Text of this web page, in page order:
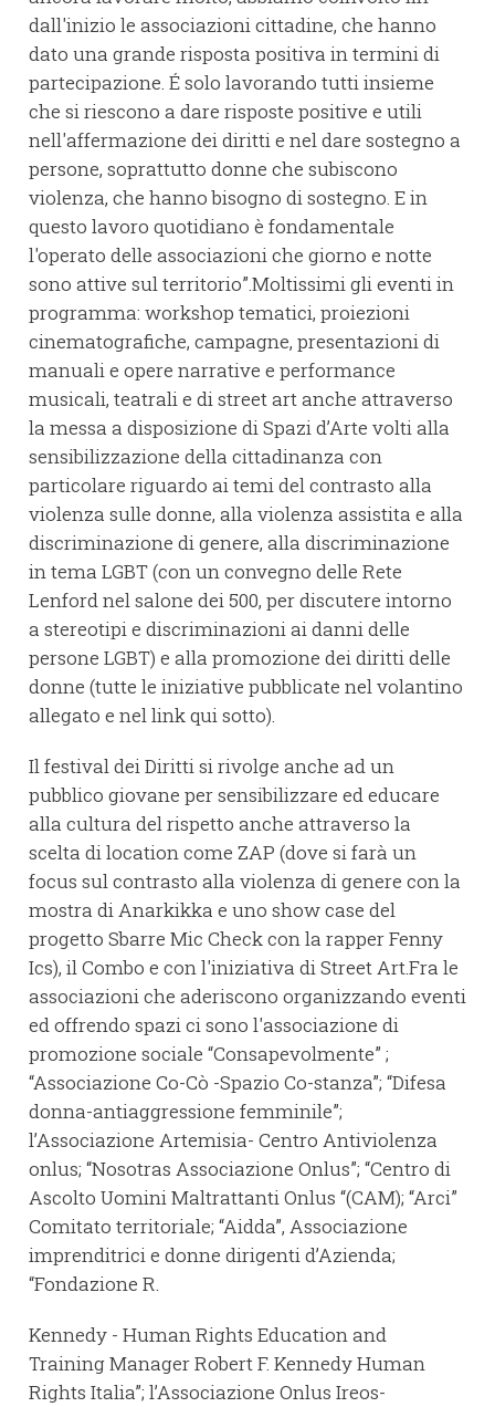
dall'inizio le associazioni cittadine, che hanno
dato una grande risposta positiva in termini di
partecipazione. É solo lavorando tutti insieme
che si riescono a dare risposte positive e utili
nell'affermazione dei diritti e nel dare sostegno a
persone, soprattutto donne che subiscono
violenza, che hanno bisogno di sostegno. E in
questo lavoro quotidiano è fondamentale
l'operato delle associazioni che giorno e notte
sono attive sul territorio”.Moltissimi gli eventi in
programma: workshop tematici, proiezioni
cinematografiche, campagne, presentazioni di
manuali e opere narrative e performance
musicali, teatrali e di street art anche attraverso
la messa a disposizione di Spazi d’Arte volti alla
sensibilizzazione della cittadinanza con
particolare riguardo ai temi del contrasto alla
violenza sulle donne, alla violenza assistita e alla
discriminazione di genere, alla discriminazione
in tema LGBT (con un convegno delle Rete
Lenford nel salone dei 500, per discutere intorno
a stereotipi e discriminazioni ai danni delle
persone LGBT) e alla promozione dei diritti delle
donne (tutte le iniziative pubblicate nel volantino
allegato e nel link qui sotto).
Il festival dei Diritti si rivolge anche ad un
pubblico giovane per sensibilizzare ed educare
alla cultura del rispetto anche attraverso la
scelta di location come ZAP (dove si farà un
focus sul contrasto alla violenza di genere con la
mostra di Anarkikka e uno show case del
progetto Sbarre Mic Check con la rapper Fenny
Ics), il Combo e con l'iniziativa di Street Art.Fra le
associazioni che aderiscono organizzando eventi
ed offrendo spazi ci sono l'associazione di
promozione sociale “Consapevolmente” ;
“Associazione Co-Cò -Spazio Co-stanza”; “Difesa
donna-antiaggressione femminile”;
l’Associazione Artemisia- Centro Antiviolenza
onlus; “Nosotras Associazione Onlus”; “Centro di
Ascolto Uomini Maltrattanti Onlus “(CAM); “Arci”
Comitato territoriale; “Aidda”, Associazione
imprenditrici e donne dirigenti d’Azienda;
“Fondazione R.
Kennedy - Human Rights Education and
Training Manager Robert F. Kennedy Human
Rights Italia”; l’Associazione Onlus Ireos-